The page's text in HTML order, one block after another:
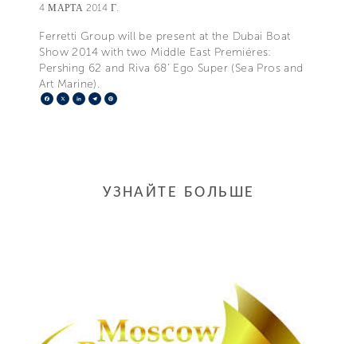
4 МАРТА 2014 Г.
Ferretti Group will be present at the Dubai Boat
Show 2014 with two Middle East Premiéres:
Pershing 62 and Riva 68’ Ego Super (Sea Pros and
Art Marine).
Facebook
X LinkedIn
Telegram
УЗНАЙТЕ БОЛЬШЕ